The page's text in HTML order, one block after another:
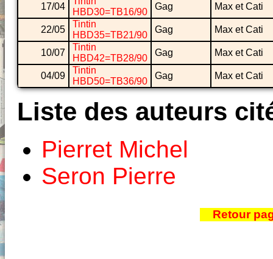
17/04
HBD30=TB16/90
Gag Max et Cati
22/05
Tintin
HBD35=TB21/90
Gag Max et Cati
10/07
Tintin
HBD42=TB28/90
Gag Max et Cati
04/09
Tintin
HBD50=TB36/90
Gag Max et Cati
Liste des auteurs
Pierret Michel
Seron Pierre
Retour